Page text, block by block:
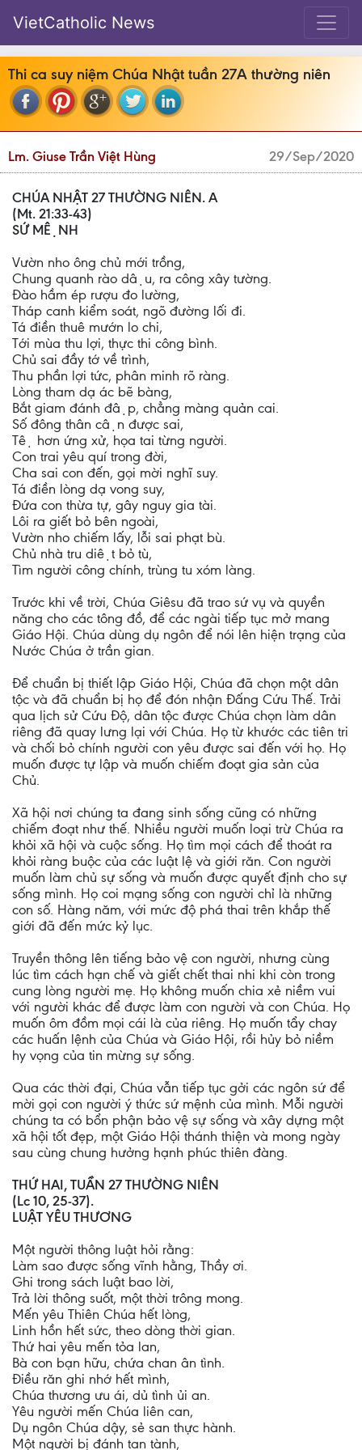
VietCatholic News
Thi ca suy niệm Chúa Nhật tuần 27A thường niên
Lm. Giuse Trần Việt Hùng 29/Sep/2020
CHÚA NHẬT 27 THƯỜNG NIÊN. A
(Mt. 21:33-43)
SỨ MỆNH
Vườn nho ông chủ mới trồng,
Chung quanh rào dậu, ra công xây tường.
Đào hầm ép rượu đo lường,
Tháp canh kiểm soát, ngõ đường lối đi.
Tá điền thuê mướn lo chi,
Tới mùa thu lợi, thực thi công bình.
Chủ sai đầy tớ về trình,
Thu phần lợi tức, phân minh rõ ràng.
Lòng tham dạ ác bẽ bàng,
Bắt giam đánh đập, chẳng màng quản cai.
Số đông thân cận được sai,
Tệ hơn ứng xử, họa tai từng người.
Con trai yêu quí trong đời,
Cha sai con đến, gọi mời nghĩ suy.
Tá điền lòng dạ vong suy,
Đứa con thừa tự, gây nguy gia tài.
Lôi ra giết bỏ bên ngoài,
Vườn nho chiếm lấy, lỗi sai phạt bù.
Chủ nhà tru diệt bỏ tù,
Tìm người công chính, trùng tu xóm làng.
Trước khi về trời, Chúa Giêsu đã trao sứ vụ và quyền
năng cho các tông đồ, để các ngài tiếp tục mở mang
Giáo Hội. Chúa dùng dụ ngôn để nói lên hiện trạng của
Nước Chúa ở trần gian.
Để chuẩn bị thiết lập Giáo Hội, Chúa đã chọn một dân
tộc và đã chuẩn bị họ để đón nhận Đấng Cứu Thế. Trải
qua lịch sử Cứu Độ, dân tộc được Chúa chọn làm dân
riêng đã quay lưng lại với Chúa. Họ từ khước các tiên tri
và chối bỏ chính người con yêu được sai đến với họ. Họ
muốn được tự lập và muốn chiếm đoạt gia sản của
Chủ.
Xã hội nơi chúng ta đang sinh sống cũng có những
chiếm đoạt như thế. Nhiều người muốn loại trừ Chúa ra
khỏi xã hội và cuộc sống. Họ tìm mọi cách để thoát ra
khỏi ràng buộc của các luật lệ và giới răn. Con người
muốn làm chủ sự sống và muốn được quyết định cho sự
sống mình. Họ coi mạng sống con người chỉ là những
con số. Hàng năm, với mức độ phá thai trên khắp thế
giới đã đến mức kỷ lục.
Truyền thông lên tiếng bảo vệ con người, nhưng cùng
lúc tìm cách hạn chế và giết chết thai nhi khi còn trong
cung lòng người mẹ. Họ không muốn chia xẻ niềm vui
với người khác để được làm con người và con Chúa. Họ
muốn ôm đồm mọi cái là của riêng. Họ muốn tẩy chay
các huấn lệnh của Chúa và Giáo Hội, rồi hủy bỏ niềm
hy vọng của tin mừng sự sống.
Qua các thời đại, Chúa vẫn tiếp tục gởi các ngôn sứ để
mời gọi con người ý thức sứ mệnh của mình. Mỗi người
chúng ta có bổn phận bảo vệ sự sống và xây dựng một
xã hội tốt đẹp, một Giáo Hội thánh thiện và mong ngày
sau cùng chung hưởng hạnh phúc thiên đàng.
THỨ HAI, TUẦN 27 THƯỜNG NIÊN
(Lc 10, 25-37).
LUẬT YÊU THƯƠNG
Một người thông luật hỏi rằng:
Làm sao được sống vĩnh hằng, Thầy ơi.
Ghi trong sách luật bao lời,
Trả lời thông suốt, một thời trông mong.
Mến yêu Thiên Chúa hết lòng,
Linh hồn hết sức, theo dòng thời gian.
Thứ hai yêu mến tỏa lan,
Bà con bạn hữu, chứa chan ân tình.
Điều răn ghi nhớ hết mình,
Chúa thương ưu ái, dủ tình ủi an.
Yêu người mến Chúa liên can,
Dụ ngôn Chúa dậy, sẻ san thực hành.
Một người bị đánh tan tành,